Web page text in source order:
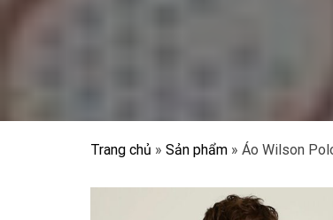
Trang chủ » Sản phẩm » Áo Wilson